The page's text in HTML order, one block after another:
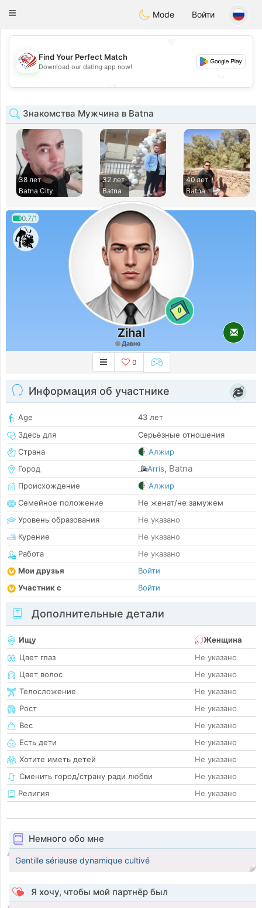
Dating
Toggle
Mode Войти
💖
💕
Find Your Perfect Match
Download our dating app now!
Знакомства Мужчина в Batna
38 лет
Batna City
32 лет
Batna
40 лет
Batna
0.7/1
0
Zihal
Давно
0
Информация об участнике
Age
43 лет
Здесь для
Серьёзные отношения
Страна
Алжир
Город
Arris, Batna
Происхождение
Алжир
Семейное положение
Не женат/не замужем
Уровень образования
Не указано
Курение
Не указано
Работа
Не указано
Мои друзья
Войти
Участник с
Войти
Дополнительные детали
Ищу
Женщина
Цвет глаз
Не указано
Цвет волос
Не указано
Телосложение
Не указано
Рост
Не указано
Вес
Не указано
Есть дети
Не указано
Хотите иметь детей
Не указано
Сменить город/страну ради любви
Не указано
Религия
Не указано
Немного обо мне
Gentille sérieuse dynamique cultivé
Я хочу, чтобы мой партнёр был